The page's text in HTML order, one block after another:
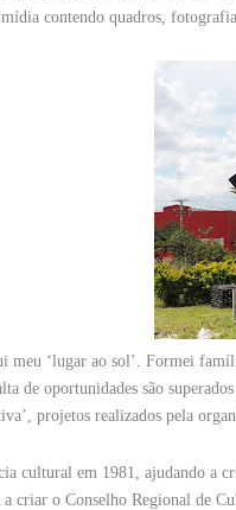
contendo quadros,
meu ‘lugar ao sol’. Formei
de oportunidades são
projetos realizados pela
cultural em 1981, ajudando a
criar o Conselho Regional de